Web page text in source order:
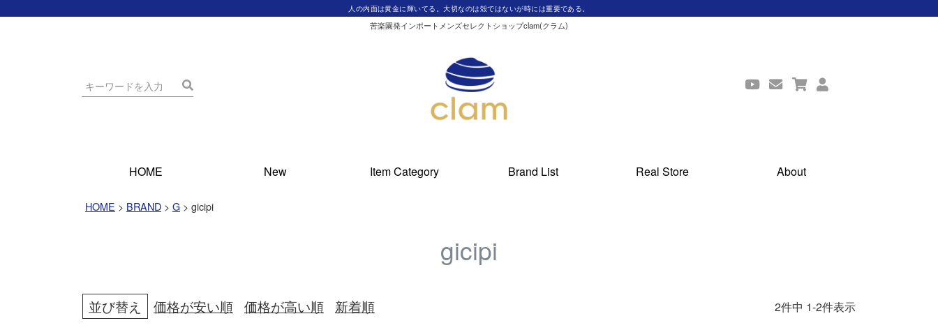
人の内面は黄金に輝いてる。大切なのは殻ではないが時には重要である。
苦楽園発インポートメンズセレクトショップclam(クラム)
HOME New Item Category Brand List Real Store About
HOME BRAND G gicipi
gicipi
並び替え 価格が安い順 価格が高い順 新着順 2件中 1-2件表示